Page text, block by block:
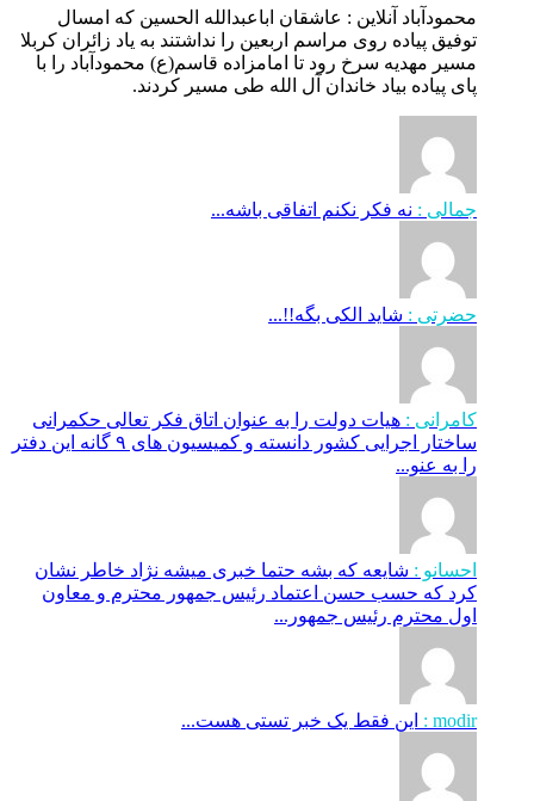
محمودآباد آنلاین : عاشقان اباعبدالله الحسین که امسال
توفیق پیاده روی مراسم اربعین را نداشتند به یاد زائران کربلا
مسیر مهدیه سرخ رود تا امامزاده قاسم(ع) محمودآباد را با
پای پیاده بیاد خاندان آل الله طی مسیر کردند.
جمالی : نه فکر نکنم اتفاقی باشه...
حضرتی : شاید الکی بگه!!...
کامرانی : هیات دولت را به عنوان اتاق فکر تعالی حکمرانی
ساختار اجرایی کشور دانسته و کمیسیون های ۹ گانه این دفتر
را به عنو...
احسانو : شایعه که بشه حتما خبری میشه نژاد خاطر نشان
کرد که حسب حسن اعتماد رئیس جمهور محترم و معاون
اول محترم رئیس جمهور...
modir : این فقط یک خبر تستی هست...